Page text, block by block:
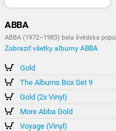
ABBA
ABBA (1972–1983) bola švédska
Zobraziť všetky albumy ABBA
Gold
The Albums Box Set 9
Gold (2x Vinyl)
More Abba Gold
Voyage (Vinyl)